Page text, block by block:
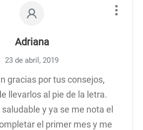
Adriana
23 de abril, 2019
gracias por tus consejos,
llevarlos al pie de la letra.
y ya se me nota el
el primer mes y me